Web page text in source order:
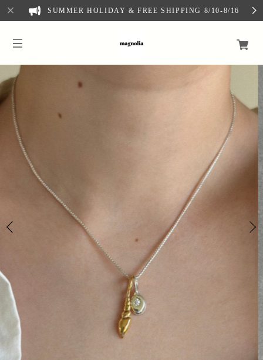
SUMMER HOLIDAY & FREE SHIPPING 8/10-8/16